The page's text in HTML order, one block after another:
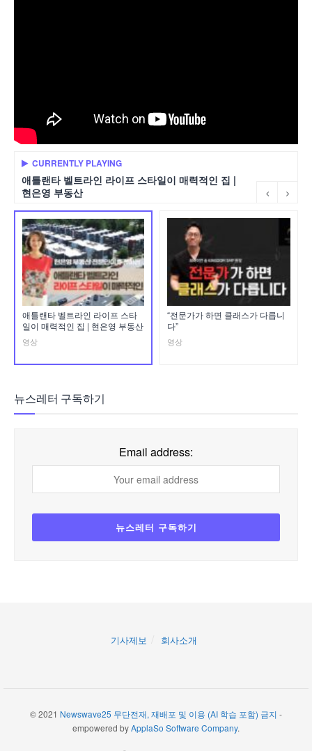
CURRENTLY PLAYING
애틀랜타 벨트라인 라이프 스타일이 매력적인 집 |
현은영 부동산
애틀랜타 벨트라인 라이프 스타
일이 매력적인 집 | 현은영 부동산
영상
“전문가가 하면 클래스가 다릅니
다”
영상
뉴스레터 구독하기
Email address:
기사제보 회사소개
© 2021 Newswave25 무단전재, 재배포 및 이용 (AI 학습 포함) 금지 -
empowered byApplaSo Software Company.